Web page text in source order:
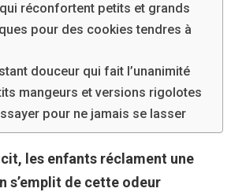
réconfortent petits et grands
pour des cookies tendres à
douceur qui fait l’unanimité
mangeurs et versions rigolotes
pour ne jamais se lasser
les enfants réclament une
s’emplit de cette odeur